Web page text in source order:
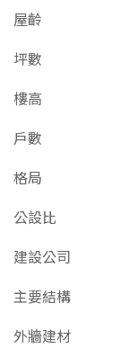
屋齡
坪數
樓高
戶數
格局
公設比
建設公司
主要結構
外牆建材